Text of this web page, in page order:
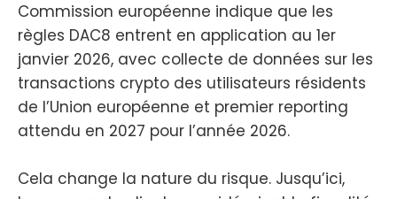
Commission européenne indique que les
règles DAC8 entrent en application au 1er
janvier 2026, avec collecte de données sur les
transactions crypto des utilisateurs résidents
de l’Union européenne et premier reporting
attendu en 2027 pour l’année 2026.
Cela change la nature du risque. Jusqu’ici,